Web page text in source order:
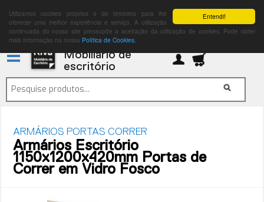
Entendi!
Utilizamos cookies próprios e de terceiros para lhe
oferecer uma melhor experiência e serviço. A utilização
continuada do nosso site pressupõe a aceitação da utilização de cookies. Pode obter
mais informação na nossa Política de Cookies.
Mobiliário de
escritório
ARMÁRIOS PORTAS CORRER
Armários Escritório
1150x1200x420mm Portas de
Correr em Vidro Fosco